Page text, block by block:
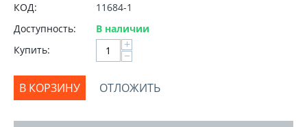
КОД:
11684-1
Доступность:
В наличии
Купить:
+
−
В КОРЗИНУ ОТЛОЖИТЬ